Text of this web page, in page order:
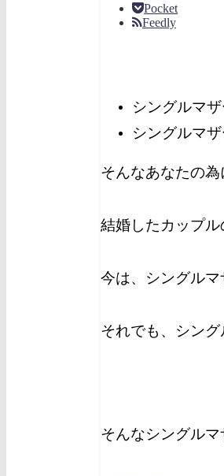
Pocket
Feedly
シングルマ
シングルマ
そんなあなたの
結婚したカップ
今は、シングル
それでも、シン
そんなシングル